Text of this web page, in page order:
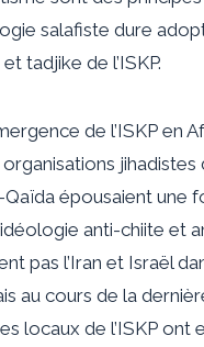
salafiste dure
tadjike de l’ISKP.
de l’ISKP en
jihadistes
Qaïda épousaient une
anti-chiite et
pas l’Iran et Israël
au cours de la
locaux de l’ISKP ont